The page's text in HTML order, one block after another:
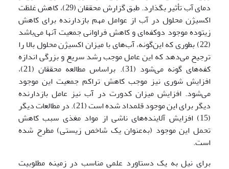
دمای آب تأثیر بگذارد. طبق گزارش محققان (29)، کاهش غلظت
اکسیژن محلول در آب از عوامل مهم بازدارنده برای کاهش
زیتوده موجود دوکفه‌ای و کاهش فراوانی جمعیت آنها می‌باشد
(22) بطوری که این‌گونه، آب‌های با میزان اکسیژن محلول بالا را
ترجیح می‌دهد که این عامل موجب رشد سریع و بزرگی اندازه
کفه‌های گونه می‌شود (31). براساس مطالعه محققان (21)،
افزایش شوری نیز موجب کاهش تراکم جمعیت این موجود
می‌شود. افزایش میزان کدورت در آب نیز عامل بازدارنده
دیگر برای این موجود قلمداد شده است (21). در مطالعات دیگر
(15) افزایش آلاینده‌های ناشی از مواد مغذی سبب کاهش
تحمل این موجود (به‌عنوان یک شاخص زیستی)‌ مطرح شده
است.
برای نیل به یک دستاورد علمی مناسب در زمینه مطلوبیت